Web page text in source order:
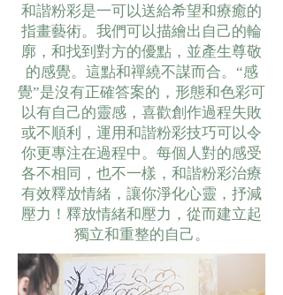
和諧粉彩是一可以送給希望和療癒的
指畫藝術。我們可以描繪出自己的輪
廓，和找到對方的優點，並產生尊敬
的感覺。這點和禪繞不謀而合。“感
覺”是沒有正確答案的，形態和色彩可
以有自己的靈感，喜歡創作過程失敗
或不順利，運用和諧粉彩技巧可以令
你更專注在過程中。每個人對的感受
各不相同，也不一樣， 和諧粉彩治療
有效釋放情緒，讓你淨化心靈，抒減
壓力！釋放情緒和壓力，從而建立起
獨立和重整的自己。